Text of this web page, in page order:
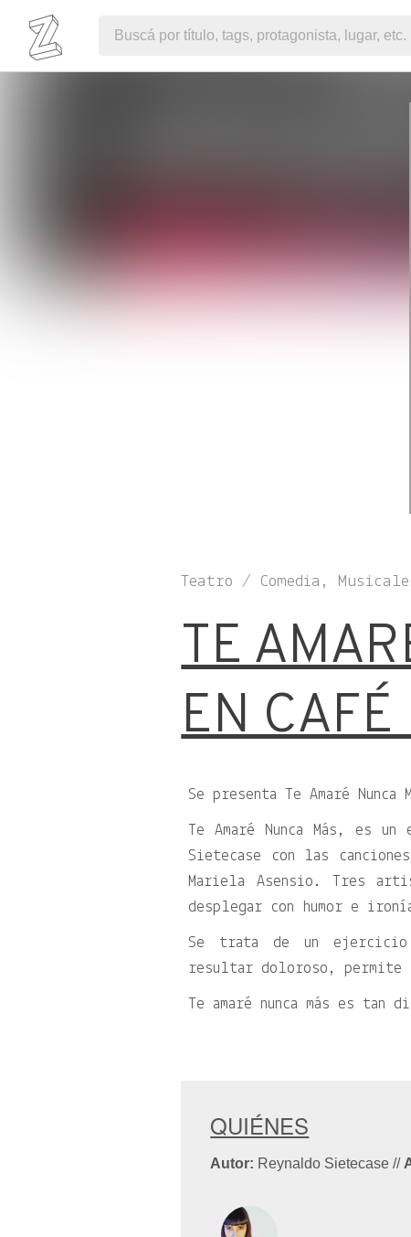
Teatro / Comedia,
TE
EN
Se presenta Te Amaré
Te Amaré Nunca Más, es
Sietecase con las
Mariela Asensio. Tres
desplegar con humor e
Se trata de un ejercicio
resultar doloroso,
Te amaré nunca más es tan
QUIÉNES
Autor: Reynaldo Sietecase//